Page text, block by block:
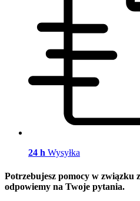
24 h Wysyłka
Potrzebujesz pomocy w związku
odpowiemy na Twoje pytania.